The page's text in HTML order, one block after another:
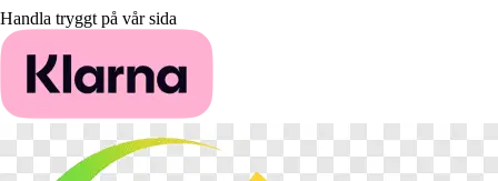
Handla tryggt på vår sida